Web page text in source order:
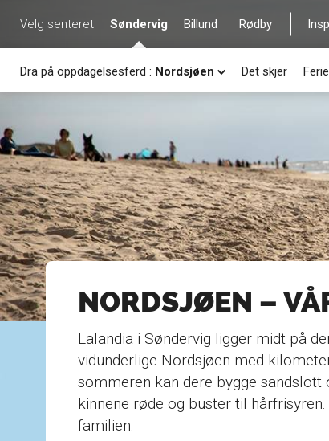
Velg senteret Søndervig
Dra på oppdagelsesferd : Nordsjøen Det skjer
Billund Rødby
NORDSJØEN –
Lalandia i Søndervig ligger midt på
vidunderlige Nordsjøen med
sommeren kan dere bygge
kinnene røde og buster til
familien.